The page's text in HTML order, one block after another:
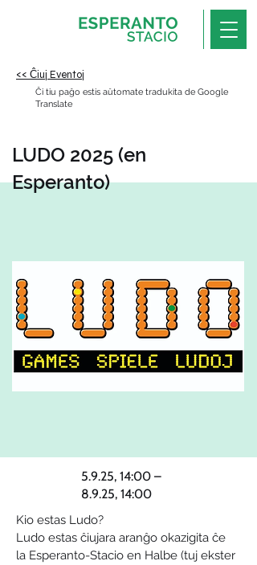
<< Ĉiuj Eventoj
Ĉi tiu paĝo estis aŭtomate tradukita de Google
Translate
LUDO 2025 (en
Esperanto)
5.9.25, 14:00 –
8.9.25, 14:00
Kio estas Ludo?
Ludo estas ĉiujara aranĝo okazigita ĉe
la Esperanto-Stacio en Halbe (tuj ekster